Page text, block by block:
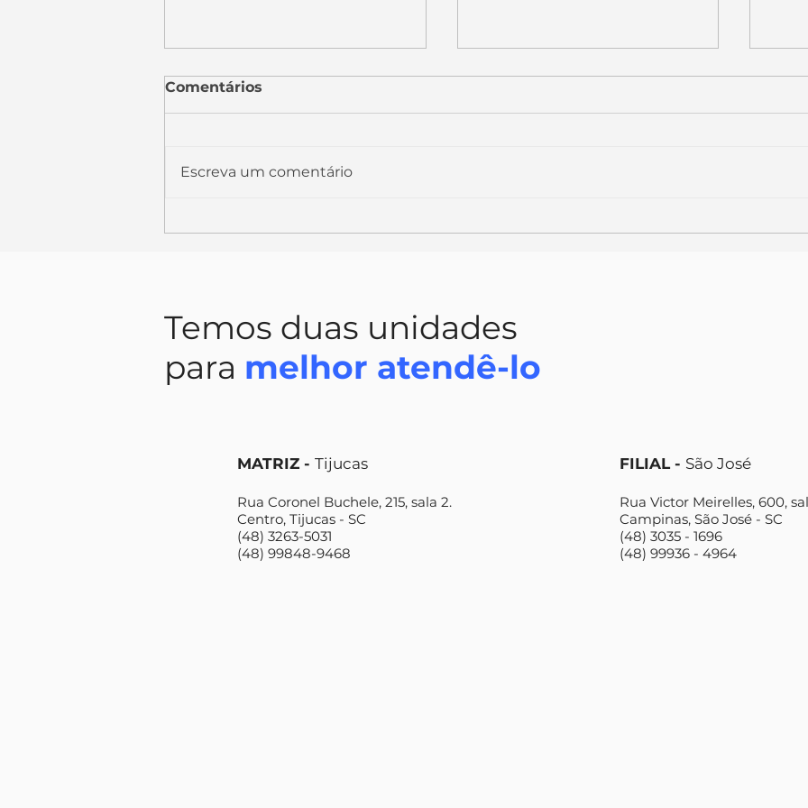
Comentários
Escreva um comentário
Temos duas unidades
para melhor atendê-lo
MATRIZ - Tijucas
Rua Coronel Buchele, 215, sala 2.
Centro, Tijucas - SC
(48) 3263-5031
(48) 99848-9468
FILIAL - São José
Rua Victor Meirelles, 600,
Campinas, São José - SC
(48) 3035 - 1696
(48) 99936 - 4964